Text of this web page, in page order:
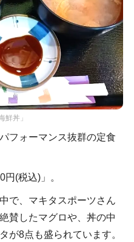
鮮丼」
フォーマンス抜群の定食
(税込)」。
で、マキタスポーツさん
賛したマグロや、丼の中
が8点も盛られています。